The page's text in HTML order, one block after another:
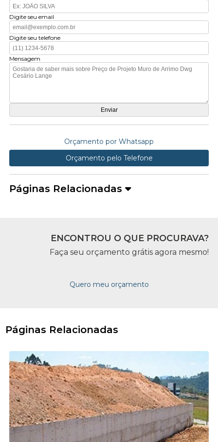
Digite seu email
Digite seu telefone
Mensagem
Orçamento por Whatsapp
Orçamento pelo Telefone
Páginas Relacionadas
ENCONTROU O QUE PROCURAVA?
Faça seu orçamento grátis agora mesmo!
Quero meu orçamento
Páginas Relacionadas